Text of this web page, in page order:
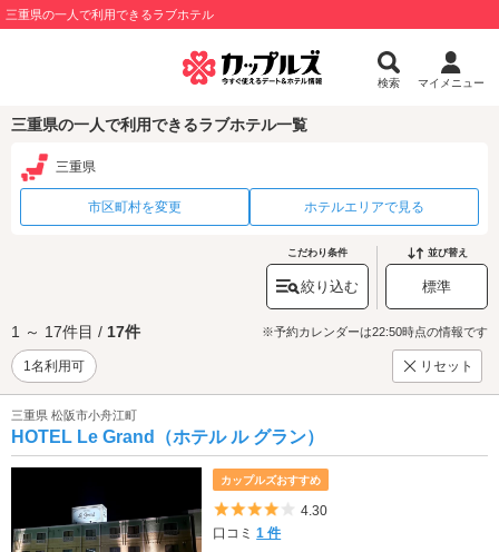
三重県の一人で利用できるラブホテル
検索 マイメニュー
三重県の一人で利用できるラブホテル一覧
三重県
市区町村を変更 ホテルエリアで見る
こだわり条件
絞り込む
並び替え
標準
1 ～ 17件目 / 17件 ※予約カレンダーは22:50時点の情報です
1名利用可 リセット
三重県 松阪市小舟江町
HOTEL Le Grand（ホテル ル グラン）
カップルズおすすめ
5つ星のうち4
4.30
口コミ1 件